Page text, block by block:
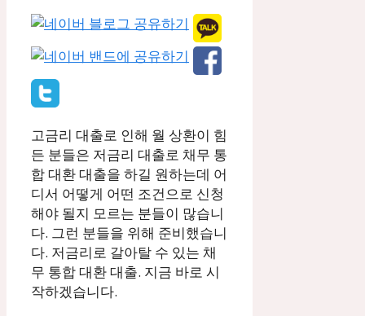
고금리 대출로 인해 월 상환이 힘
든 분들은 저금리 대출로 채무 통
합 대환 대출을 하길 원하는데 어
디서 어떻게 어떤 조건으로 신청
해야 될지 모르는 분들이 많습니
다. 그런 분들을 위해 준비했습니
다. 저금리로 갈아탈 수 있는 채
무 통합 대환 대출. 지금 바로 시
작하겠습니다.